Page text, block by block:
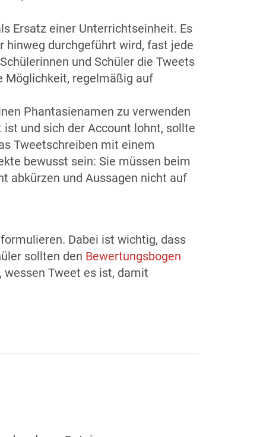
Ersatz einer Unterrichtseinheit. Es
hinweg durchgeführt wird, fast jede
und Schüler die Tweets
Möglichkeit, regelmäßig auf
Phantasienamen zu verwenden
und sich der Account lohnt, sollte
Tweetschreiben mit einem
bewusst sein: Sie müssen beim
abkürzen und Aussagen nicht auf
Dabei ist wichtig, dass
sollten den Bewertungsbogen
Tweet es ist, damit